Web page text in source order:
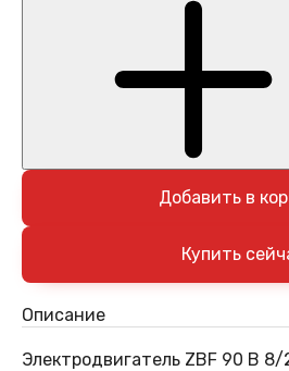
Добавить в
Описание
Электродвигатель ZBF 90 B